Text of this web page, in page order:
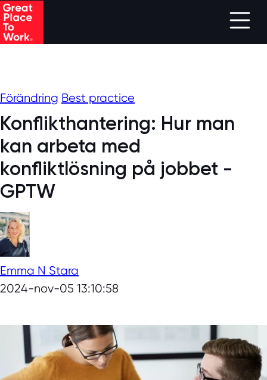
Skip to main content
Förändring Best practice
Konflikthantering: Hur man
kan arbeta med
konfliktlösning på jobbet -
GPTW
Emma N Stara
2024-nov-05 13:10:58